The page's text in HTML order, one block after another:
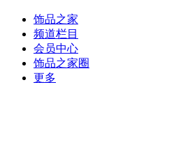
饰品之家
频道栏目
会员中心
饰品之家圈
更多